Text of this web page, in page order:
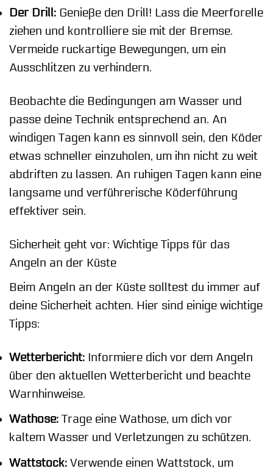
Der Drill: Genieße den Drill! Lass die Meerforelle
ziehen und kontrolliere sie mit der Bremse.
Vermeide ruckartige Bewegungen, um ein
Ausschlitzen zu verhindern.
Beobachte die Bedingungen am Wasser und
passe deine Technik entsprechend an. An
windigen Tagen kann es sinnvoll sein, den Köder
etwas schneller einzuholen, um ihn nicht zu weit
abdriften zu lassen. An ruhigen Tagen kann eine
langsame und verführerische Köderführung
effektiver sein.
Sicherheit geht vor: Wichtige Tipps für das
Angeln an der Küste
Beim Angeln an der Küste solltest du immer auf
deine Sicherheit achten. Hier sind einige wichtige
Tipps:
Wetterbericht: Informiere dich vor dem Angeln
über den aktuellen Wetterbericht und beachte
Warnhinweise.
Wathose:Trage eine Wathose, um dich vor
kaltem Wasser und Verletzungen zu schützen.
Wattstock: Verwende einen Wattstock, um